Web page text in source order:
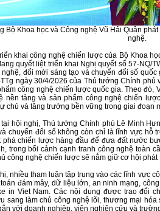
Bộ Khoa học và Công nghệ Vũ Hải Quân
nghệ.
khai công nghệ chiến lược của Bộ Khoa
quyết liệt triển khai Nghị quyết số 57-NQ/
nghệ, đổi mới sáng tạo và chuyển đổi số
ngày 30/4/2026 của Thủ tướng Chính
công nghệ chiến lược quốc gia. Theo đó,
nền tảng và sản phẩm công nghệ chiến
chủ và tăng trưởng bền vững trong giai đoạn
hội nghị, Thủ tướng Chính phủ Lê Minh
chuyển đổi số không còn chỉ là lĩnh vực hỗ
phá chiến lược hàng đầu để đưa đất nước
trong bối cảnh cạnh tranh công nghệ toàn
công nghệ chiến lược sẽ nắm giữ cơ hội
nhiều tham luận tập trung vào các lĩnh vực
đám mây, dữ liệu lớn, an ninh mạng,
in Viet Nam. Các nội dung được trao đổi
sang làm chủ công nghệ lõi, thương mại
với doanh nghiệp, viện nghiên cứu và